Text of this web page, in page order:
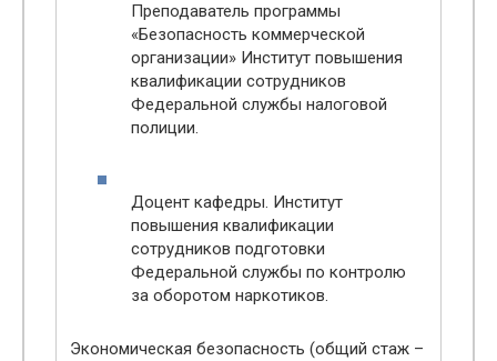
Преподаватель программы
«Безопасность коммерческой
организации» Институт повышения
квалификации сотрудников
Федеральной службы налоговой
полиции.
Доцент кафедры. Институт
повышения квалификации
сотрудников подготовки
Федеральной службы по контролю
за оборотом наркотиков.
Экономическая безопасность (общий стаж –